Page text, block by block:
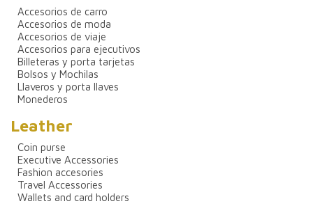
Accesorios de carro
Accesorios de moda
Accesorios de viaje
Accesorios para ejecutivos
Billeteras y porta tarjetas
Bolsos y Mochilas
Llaveros y porta llaves
Monederos
Leather
Coin purse
Executive Accessories
Fashion accesories
Travel Accessories
Wallets and card holders